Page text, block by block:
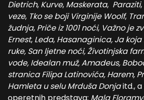
Dietrich, Kurve, Maskerata, Paraziti,
veze, Tko se boji Virginije Woolf,
žudnja, Priče iz 1001 noći, Važno je
Ernest, Leda, Hasanaginica, Ja
ruke, San ljetne noći, Životinjska
vode, Idealan muž, Amadeus,
stranica Filipa Latinovića, Harem,
Hamleta u selu Mrduša Donjaitd.,